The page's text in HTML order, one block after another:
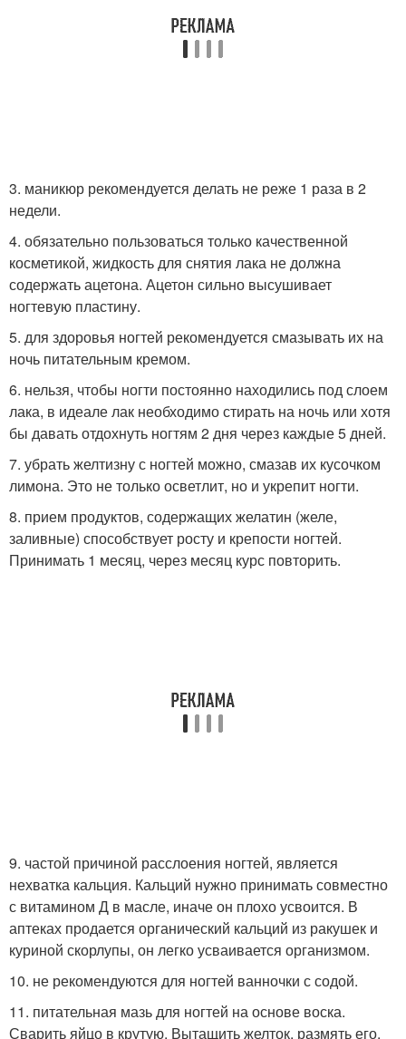
3. маникюр рекомендуется делать не реже 1 раза в 2
недели.
4. обязательно пользоваться только качественной
косметикой, жидкость для снятия лака не должна
содержать ацетона. Ацетон сильно высушивает
ногтевую пластину.
5. для здоровья ногтей рекомендуется смазывать их на
ночь питательным кремом.
6. нельзя, чтобы ногти постоянно находились под слоем
лака, в идеале лак необходимо стирать на ночь или хотя
бы давать отдохнуть ногтям 2 дня через каждые 5 дней.
7. убрать желтизну с ногтей можно, смазав их кусочком
лимона. Это не только осветлит, но и укрепит ногти.
8. прием продуктов, содержащих желатин (желе,
заливные) способствует росту и крепости ногтей.
Принимать 1 месяц, через месяц курс повторить.
9. частой причиной расслоения ногтей, является
нехватка кальция. Кальций нужно принимать совместно
с витамином Д в масле, иначе он плохо усвоится. В
аптеках продается органический кальций из ракушек и
куриной скорлупы, он легко усваивается организмом.
10. не рекомендуются для ногтей ванночки с содой.
11. питательная мазь для ногтей на основе воска.
Сварить яйцо в крутую. Вытащить желток, размять его.